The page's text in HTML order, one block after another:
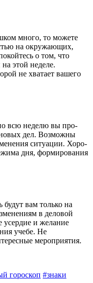
много, то можете
на окружающих,
о том, что
этой неделе.
не хватает вашего
но всю неделю вы про­
новых дел. Возможны
ситуации. Хоро­
дня, формирования
вам только на
в деловой
усердие и желание
учебе. Не
мероприятия.
гороскоп #знаки